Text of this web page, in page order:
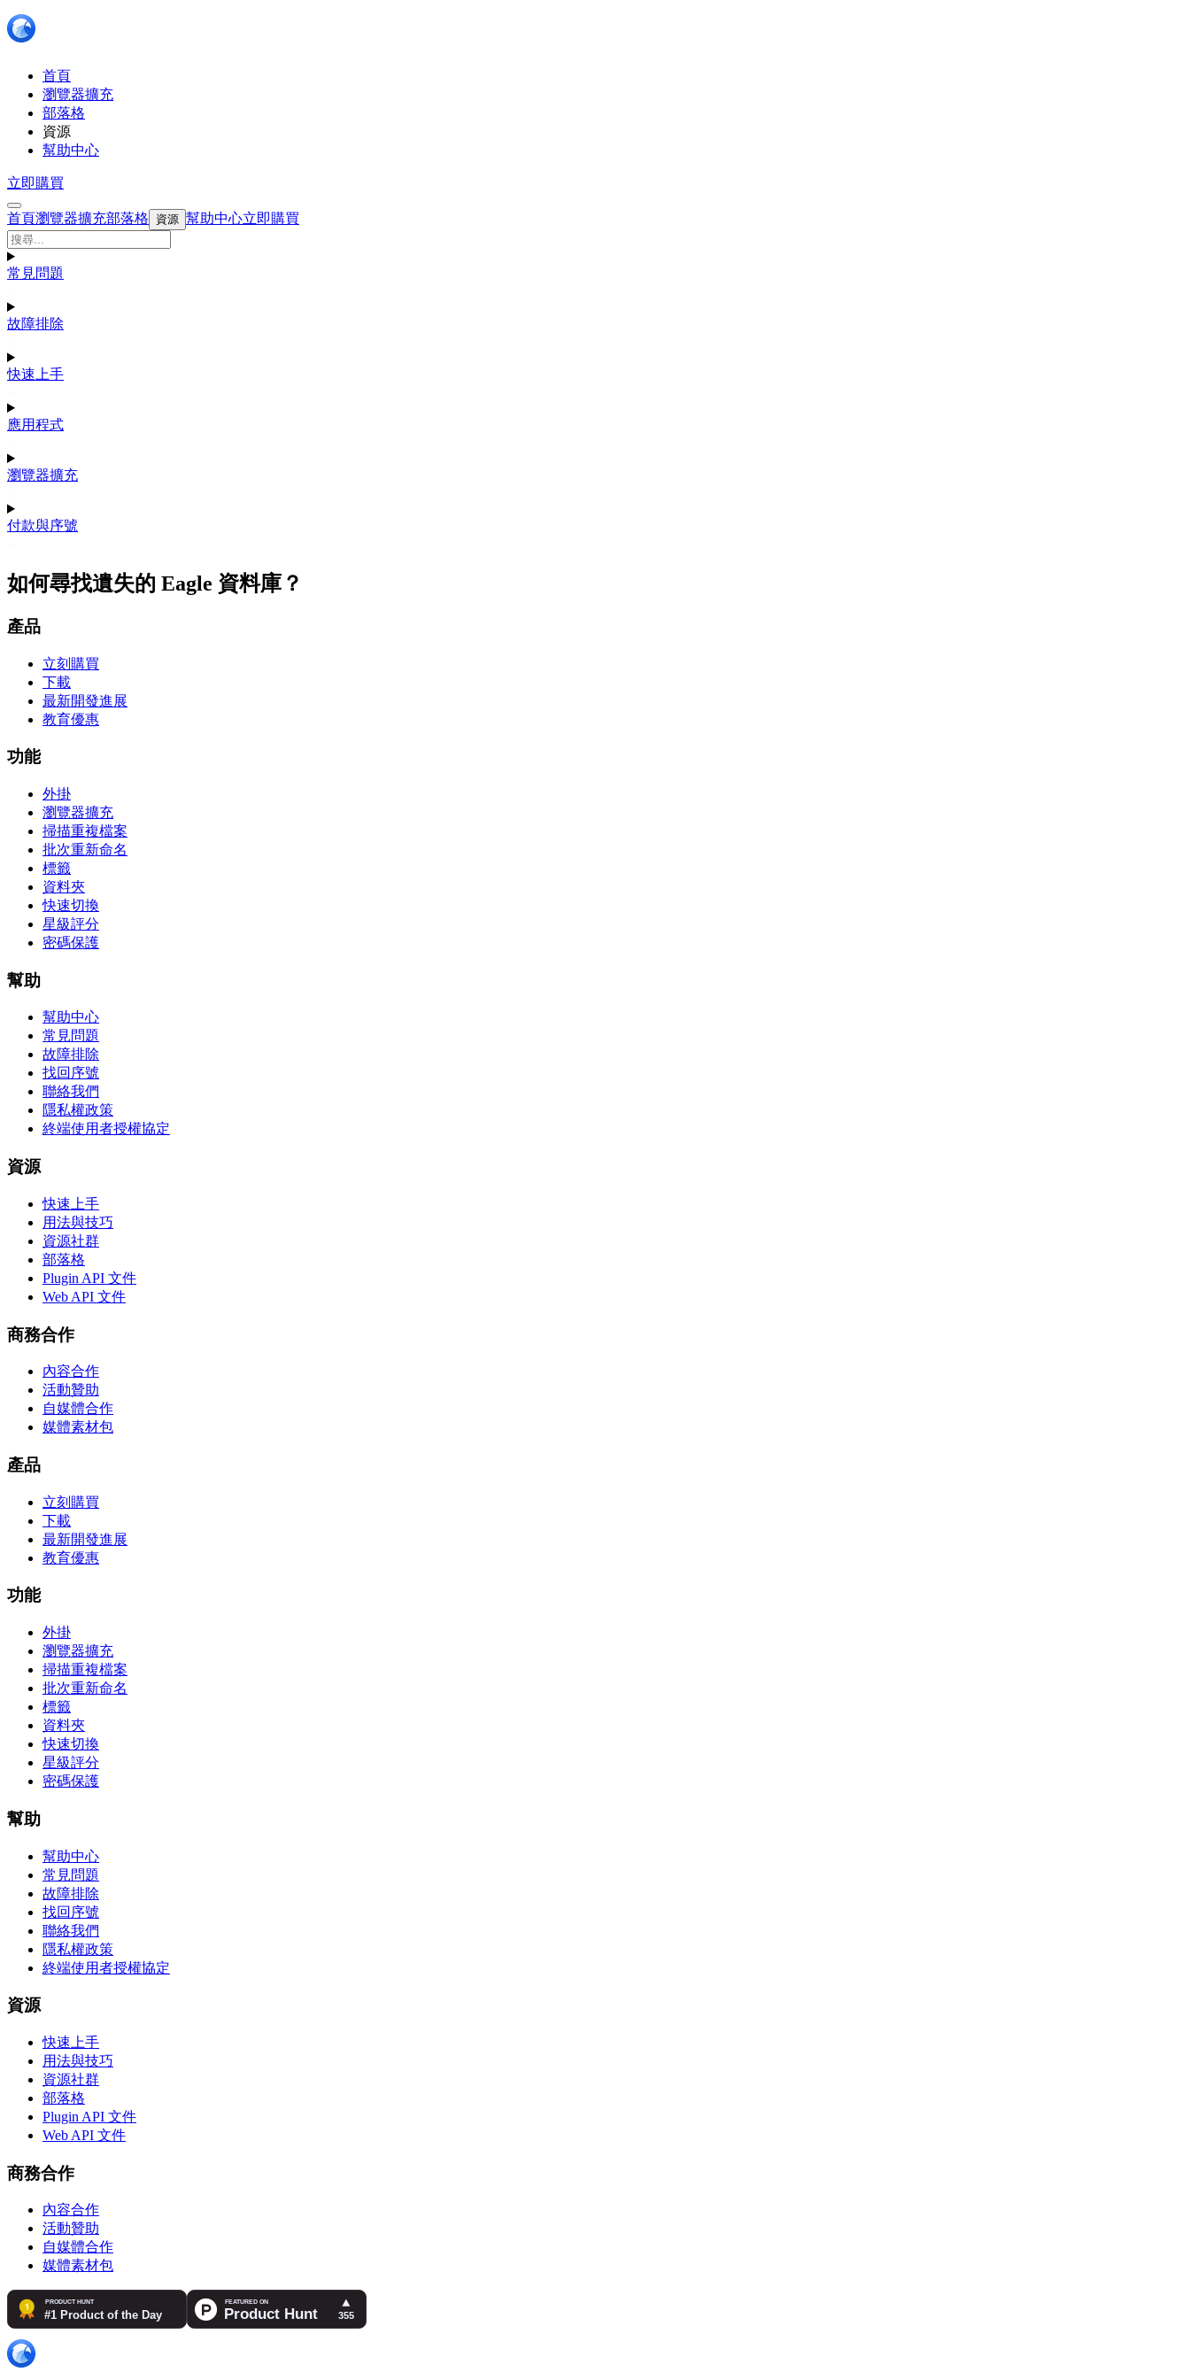
首頁
瀏覽器擴充
部落格
資源
幫助中心
立即購買
首頁瀏覽器擴充部落格 資源 幫助中心立即購買
常見問題
故障排除
快速上手
應用程式
瀏覽器擴充
付款與序號
如何尋找遺失的 Eagle 資料庫？
產品
立刻購買
下載
最新開發進展
教育優惠
功能
外掛
瀏覽器擴充
掃描重複檔案
批次重新命名
標籤
資料夾
快速切換
星級評分
密碼保護
幫助
幫助中心
常見問題
故障排除
找回序號
聯絡我們
隱私權政策
終端使用者授權協定
資源
快速上手
用法與技巧
資源社群
部落格
Plugin API 文件
Web API 文件
商務合作
內容合作
活動贊助
自媒體合作
媒體素材包
產品
立刻購買
下載
最新開發進展
教育優惠
功能
外掛
瀏覽器擴充
掃描重複檔案
批次重新命名
標籤
資料夾
快速切換
星級評分
密碼保護
幫助
幫助中心
常見問題
故障排除
找回序號
聯絡我們
隱私權政策
終端使用者授權協定
資源
快速上手
用法與技巧
資源社群
部落格
Plugin API 文件
Web API 文件
商務合作
內容合作
活動贊助
自媒體合作
媒體素材包